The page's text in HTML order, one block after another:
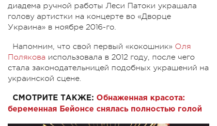
диадема ручной работы Леси Патоки украшала
голову артистки на концерте во «Дворце
Украина» в ноябре 2016-го.
Напомним, что свой первый «кокошник» Оля
Полякова использовала в 2012 году, после чего
стала законодательницей подобных украшений на
украинской сцене.
СМОТРИТЕ ТАКЖЕ: Обнаженная красота:
беременная Бейонсе снялась полностью голой